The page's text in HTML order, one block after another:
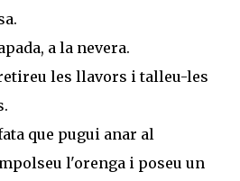
a la nevera.
les llavors i talleu-les
que pugui anar al
l'orenga i poseu un